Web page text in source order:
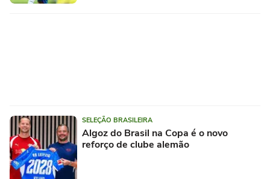
SELEÇÃO BRASILEIRA
Algoz do Brasil na Copa é o novo
reforço de clube alemão